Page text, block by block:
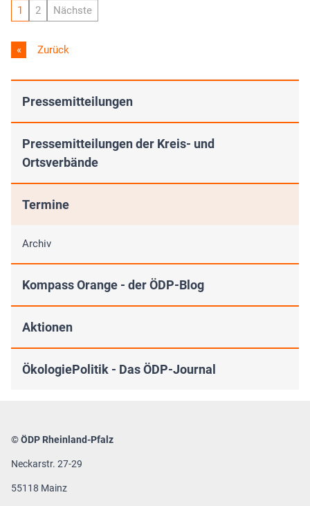
1 2 Nächste
Zurück
Pressemitteilungen
Pressemitteilungen der Kreis- und
Ortsverbände
Termine
Archiv
Kompass Orange - der ÖDP-Blog
Aktionen
ÖkologiePolitik - Das ÖDP-Journal
© ÖDP Rheinland-Pfalz
Neckarstr. 27-29
55118 Mainz